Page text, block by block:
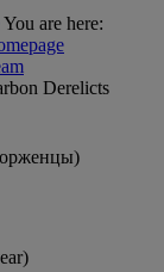
You are here:
Derelicts